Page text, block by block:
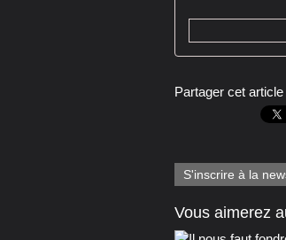
Partager cet article
S'inscrire à la
Vous aimerez